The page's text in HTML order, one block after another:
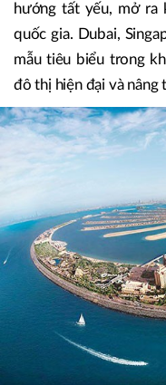
hướng tất yếu, mở ra
quốc gia. Dubai,
mẫu tiêu biểu trong
đô thị hiện đại và nâng